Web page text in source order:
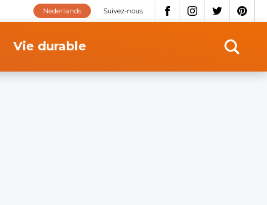
Suivez-nous
Nederlands
Vie durable